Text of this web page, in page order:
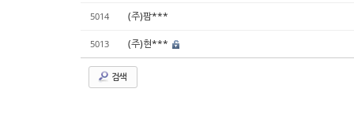
5014 (주)팜***
5013 (주)현***
검색